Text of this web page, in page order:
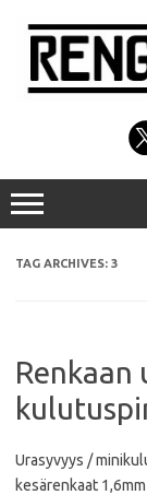
content
TAG ARCHIVES: 3
Renkaan
Urasyvyys /
kesärenkaat